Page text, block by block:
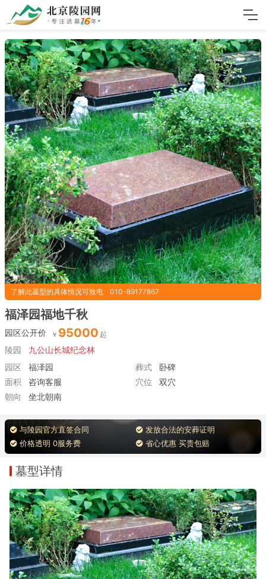
了解此墓型的具体情况可致电 010-89177867
福泽园福地千秋
园区公开价 95000
陵园
九公山长城纪念林
园区
福泽园 葬式
卧碑
面积
咨询客服 穴位
双穴
朝向
坐北朝南
与陵园官方直签合同
发放合法的安葬证明
价格透明 0服务费
省心优惠 买贵包赔
墓型详情